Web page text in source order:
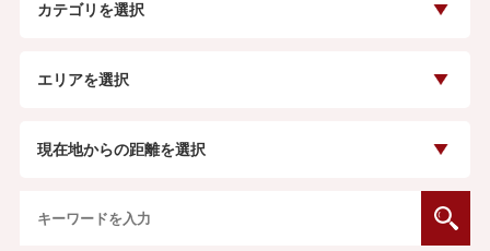
カテゴリを選択
エリアを選択
現在地からの距離を選択